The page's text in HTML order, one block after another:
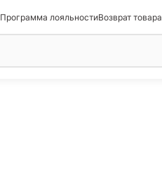
Программа лояльностиВозврат товара